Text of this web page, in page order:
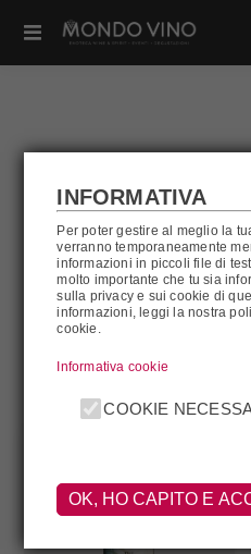
ELENA
Elena
INFORMATIVA
Per poter gestire al meglio la
verranno temporaneamente
informazioni in piccoli file di
molto importante che tu sia
sulla privacy e sui cookie di
informazioni, leggi la nostra
cookie.
Informativa cookie
COOKIE
OK, HO CAPITO E